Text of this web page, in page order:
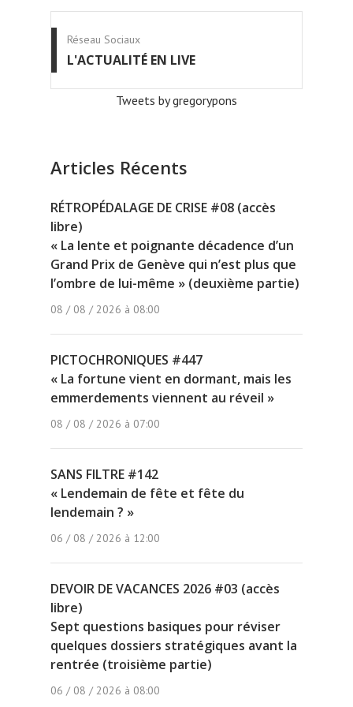
Réseau Sociaux
L'ACTUALITÉ EN LIVE
Tweets by gregorypons
Articles Récents
RÉTROPÉDALAGE DE CRISE #08 (accès
libre)
« La lente et poignante décadence d’un
Grand Prix de Genève qui n’est plus que
l’ombre de lui-même » (deuxième partie)
08 / 08 / 2026 à 08:00
PICTOCHRONIQUES #447
« La fortune vient en dormant, mais les
emmerdements viennent au réveil »
08 / 08 / 2026 à 07:00
SANS FILTRE #142
« Lendemain de fête et fête du
lendemain ? »
06 / 08 / 2026 à 12:00
DEVOIR DE VACANCES 2026 #03 (accès
libre)
Sept questions basiques pour réviser
quelques dossiers stratégiques avant la
rentrée (troisième partie)
06 / 08 / 2026 à 08:00